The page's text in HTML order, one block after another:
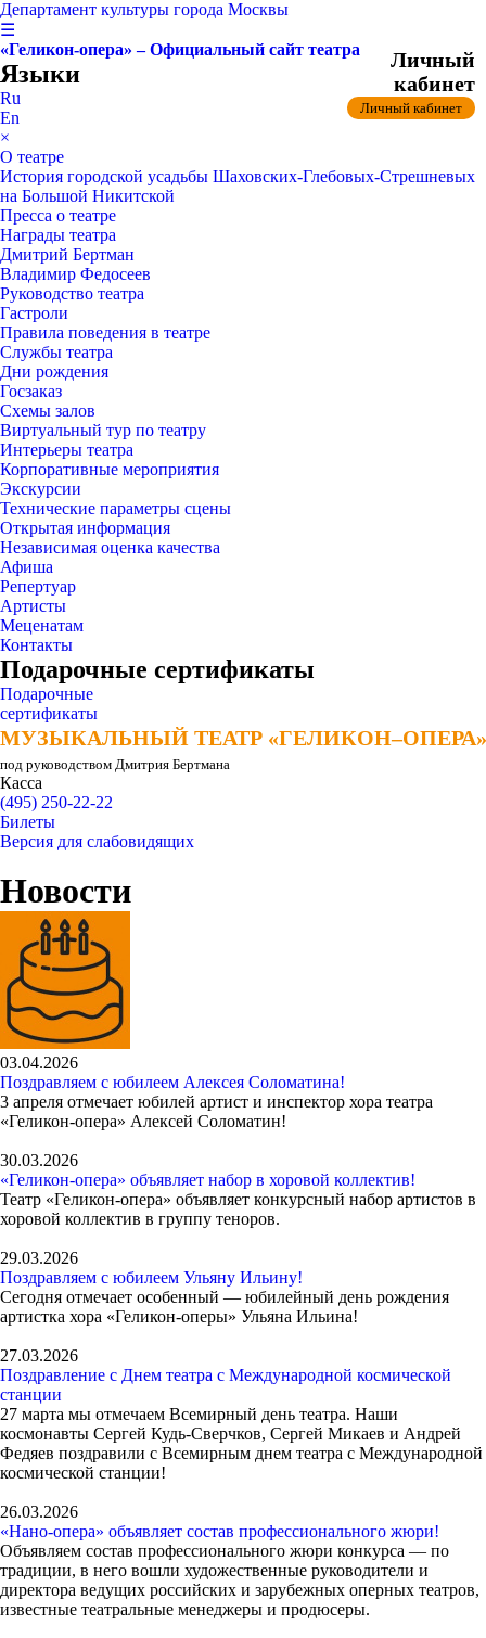
Департамент культуры города Москвы
☰
«Геликон-опера» – Официальный сайт театра
Языки
Ru
En
×
О театре
История городской усадьбы Шаховских-Глебовых-Стрешневых
на Большой Никитской
Пресса о театре
Награды театра
Дмитрий Бертман
Владимир Федосеев
Руководство театра
Гастроли
Правила поведения в театре
Службы театра
Дни рождения
Госзаказ
Схемы залов
Виртуальный тур по театру
Интерьеры театра
Корпоративные мероприятия
Экскурсии
Технические параметры сцены
Открытая информация
Независимая оценка качества
Афиша
Репертуар
Артисты
Меценатам
Контакты
Подарочные сертификаты
Подарочные
сертификаты
МУЗЫКАЛЬНЫЙ ТЕАТР «ГЕЛИКОН–ОПЕРА»
МУЗЫКАЛЬНЫЙ ТЕАТР «ГЕЛИКОН–ОПЕРА»
под руководством Дмитрия Бертмана
Касса
(495) 250-22-22
Личный
кабинет
Личный кабинет
Билеты
Версия для слабовидящих
Новости
03.04.2026
Поздравляем с юбилеем Алексея Соломатина!
3 апреля отмечает юбилей артист и инспектор хора театра
«Геликон-опера» Алексей Соломатин!
30.03.2026
«Геликон-опера» объявляет набор в хоровой коллектив!
Театр «Геликон-опера» объявляет конкурсный набор артистов в
хоровой коллектив в группу теноров.
29.03.2026
Поздравляем с юбилеем Ульяну Ильину!
Сегодня отмечает особенный — юбилейный день рождения
артистка хора «Геликон-оперы» Ульяна Ильина!
27.03.2026
Поздравление с Днем театра с Международной космической
станции
27 марта мы отмечаем Всемирный день театра. Наши
космонавты Сергей Кудь-Сверчков, Сергей Микаев и Андрей
Федяев поздравили с Всемирным днем театра с Международной
космической станции!
26.03.2026
«Нано-опера» объявляет состав профессионального жюри!
Объявляем состав профессионального жюри конкурса — по
традиции, в него вошли художественные руководители и
директора ведущих российских и зарубежных оперных театров,
известные театральные менеджеры и продюсеры.